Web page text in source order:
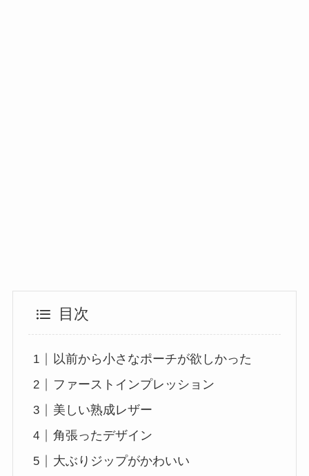
目次
以前から小さなポーチが欲しかった
ファーストインプレッション
美しい熟成レザー
角張ったデザイン
大ぶりジップがかわいい